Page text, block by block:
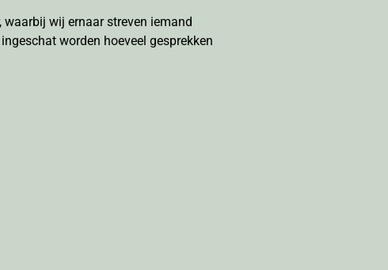
wij ernaar streven iemand
worden hoeveel gesprekken